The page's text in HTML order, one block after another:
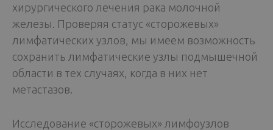
хирургического лечения рака молочной
железы. Проверяя статус «сторожевых»
лимфатических узлов, мы имеем возможность
сохранить лимфатические узлы подмышечной
области в тех случаях, когда в них нет
метастазов.
Исследование «сторожевых» лимфоузлов